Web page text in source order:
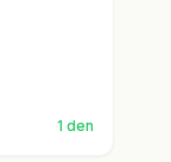
1 den